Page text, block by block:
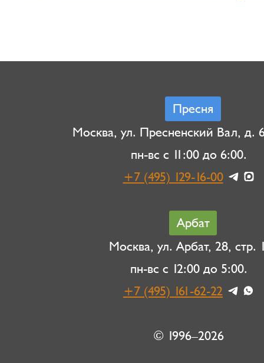
Пресня
Москва, ул. Пресненский Вал, д.
пн-вс с 11:00 до 6:00.
+7 (495) 129-16-00
Арбат
Москва, ул. Арбат, 28, стр.
пн-вс с 12:00 до 5:00.
+7 (495) 161-62-22
© 1996–2026